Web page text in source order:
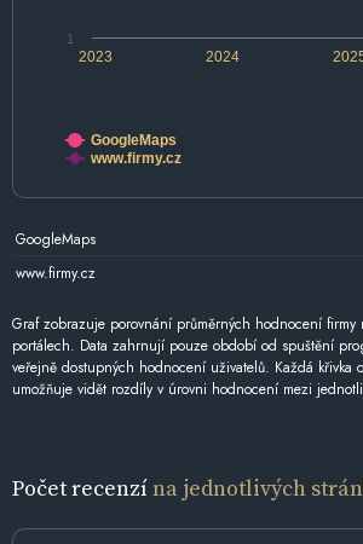
2024
2023
1
GoogleMaps
www.firmy.cz
GoogleMaps
www.firmy.cz
Graf zobrazuje porovnání průměrných hodnocení
portálech. Data zahrnují pouze období od spuštění
veřejně dostupných hodnocení uživatelů. Každá křivka
umožňuje vidět rozdíly v úrovni hodnocení mezi
Počet recenzína jednotlivých